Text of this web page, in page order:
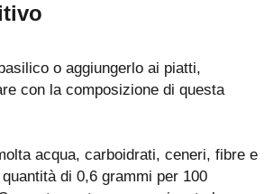
o aggiungerlo ai piatti,
con la composizione di questa
acqua, carboidrati, ceneri, fibre e
di 0,6 grammi per 100